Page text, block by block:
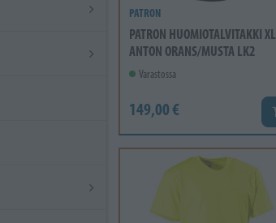
PATRON
PATRON HUOMIOTALVITAKKI XL
ANTON ORANS/MUSTA LK2
Varastossa
149,00 €